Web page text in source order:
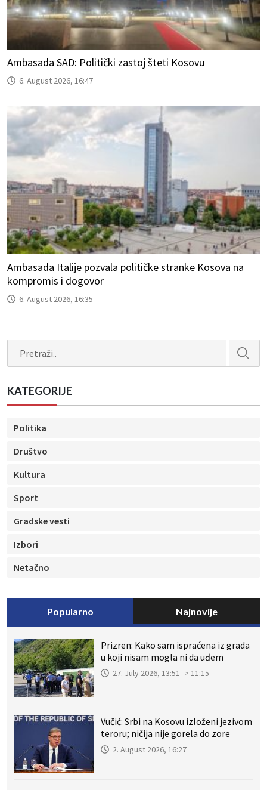
Ambasada SAD: Politički zastoj šteti Kosovu
6. August 2026, 16:47
Ambasada Italije pozvala političke stranke Kosova na
kompromis i dogovor
6. August 2026, 16:35
KATEGORIJE
Politika
Društvo
Kultura
Sport
Gradske vesti
Izbori
Netačno
Popularno Najnovije
Prizren: Kako sam ispraćena iz grada
u koji nisam mogla ni da uđem
27. July 2026, 13:51 -> 11:15
Vučić: Srbi na Kosovu izloženi jezivom
teroru; ničija nije gorela do zore
2. August 2026, 16:27